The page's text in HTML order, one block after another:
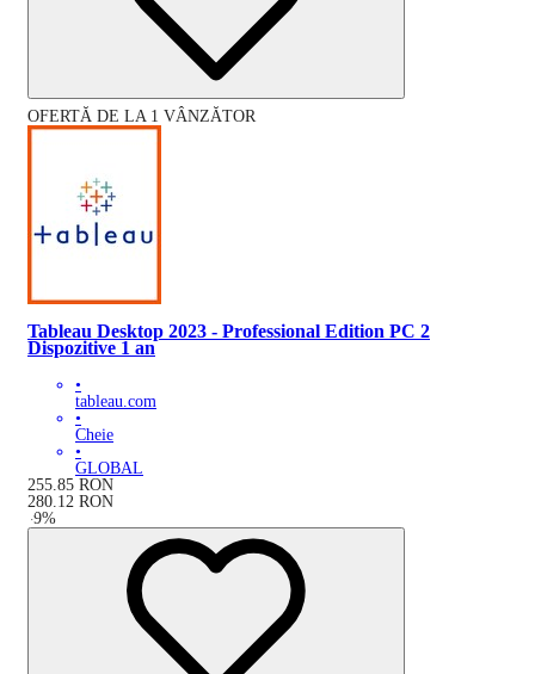
OFERTĂ DE LA 1 VÂNZĂTOR
Tableau Desktop 2023 - Professional Edition PC 2
Dispozitive 1 an
•
tableau.com
•
Cheie
•
GLOBAL
255.85 RON
280.12 RON
-9%